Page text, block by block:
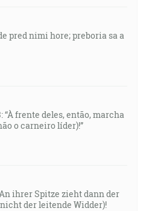
pred nimi hore; preboria sa a
“À frente deles, então, marcha
o carneiro líder)!”
ihrer Spitze zieht dann der
der leitende Widder)!